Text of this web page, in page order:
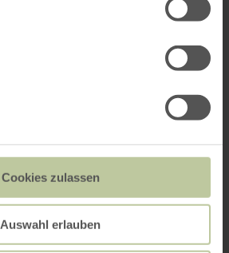
Cookies zulassen
Auswahl erlauben